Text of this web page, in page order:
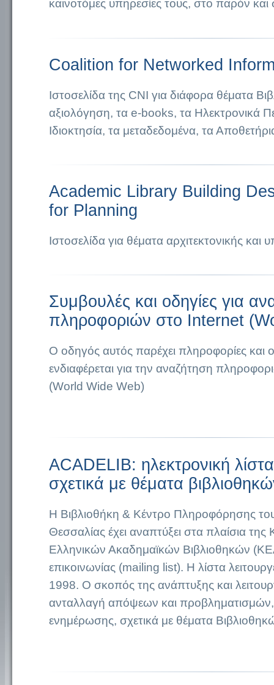
καινοτόμες υπηρεσίες τους, στο παρόν
Coalition for Networked
Ιστοσελίδα της CNI για διάφορα θέματα
αξιολόγηση, τα e-books, τα Ηλεκτρονικά
Ιδιοκτησία, τα μεταδεδομένα, τα
Academic Library Building
for Planning
Ιστοσελίδα για θέματα αρχιτεκτονικής
Συμβουλές και οδηγίες για
πληροφοριών στο Internet
Ο οδηγός αυτός παρέχει πληροφορίες και
ενδιαφέρεται για την αναζήτηση
(World Wide Web)
ACADELIB: ηλεκτρονική
σχετικά με θέματα
Η Βιβλιοθήκη & Κέντρο Πληροφόρησης
Θεσσαλίας έχει αναπτύξει στα πλαίσια της
Ελληνικών Ακαδημαϊκών Βιβλιοθηκών
επικοινωνίας (mailing list). Η λίστα
1998. Ο σκοπός της ανάπτυξης και
ανταλλαγή απόψεων και
ενημέρωσης, σχετικά με θέματα